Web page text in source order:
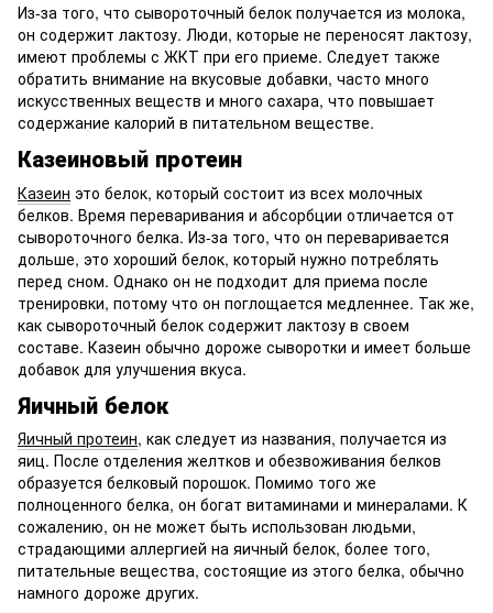
Из-за того, что сывороточный белок получается из молока,
он содержит лактозу. Люди, которые не переносят лактозу,
имеют проблемы с ЖКТ при его приеме. Следует также
обратить внимание на вкусовые добавки, часто много
искусственных веществ и много сахара, что повышает
содержание калорий в питательном веществе.
Казеиновый протеин
Казеин это белок, который состоит из всех молочных
белков. Время переваривания и абсорбции отличается от
сывороточного белка. Из-за того, что он переваривается
дольше, это хороший белок, который нужно потреблять
перед сном. Однако он не подходит для приема после
тренировки, потому что он поглощается медленнее. Так же,
как сывороточный белок содержит лактозу в своем
составе. Казеин обычно дороже сыворотки и имеет больше
добавок для улучшения вкуса.
Яичный белок
Яичный протеин, как следует из названия, получается из
яиц. После отделения желтков и обезвоживания белков
образуется белковый порошок. Помимо того же
полноценного белка, он богат витаминами и минералами. К
сожалению, он не может быть использован людьми,
страдающими аллергией на яичный белок, более того,
питательные вещества, состоящие из этого белка, обычно
намного дороже других.